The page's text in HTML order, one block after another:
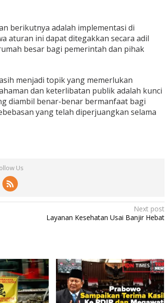
berikutnya adalah implementasi di
aturan ini dapat ditegakkan secara adil
besar bagi pemerintah dan pihak
menjadi topik yang memerlukan
dan keterlibatan publik adalah kunci
diambil benar-benar bermanfaat bagi
yang telah diperjuangkan selama
Us
Next post
Layanan Kesehatan Usai Banjir Hebat